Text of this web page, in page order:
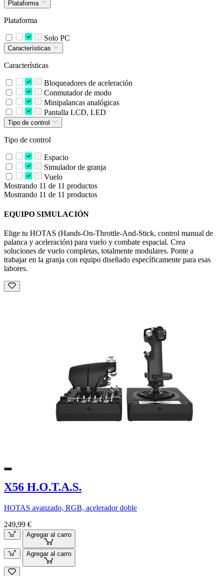
Plataforma
Plataforma
Solo PC
Características
Características
Bloqueadores de aceleración
Conmutador de modo
Minipalancas analógicas
Pantalla LCD, LED
Tipo de control
Tipo de control
Espacio
Simulador de granja
Vuelo
Mostrando 11 de 11 productos
Mostrando 11 de 11 productos
EQUIPO SIMULACIÓN
Elige tu HOTAS (Hands-On-Throttle-And-Stick, control manual de
palanca y aceleración) para vuelo y combate espacial. Crea
soluciones de vuelo completas, totalmente modulares. Ponte a
trabajar en la granja con equipo diseñado específicamente para esas
labores.
X56 H.O.T.A.S.
HOTAS avanzado, RGB, acelerador doble
249,99 €
Agregar al carro
Agregar al carro